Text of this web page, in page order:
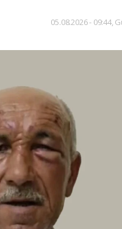
05.08.2026 - 09:44,